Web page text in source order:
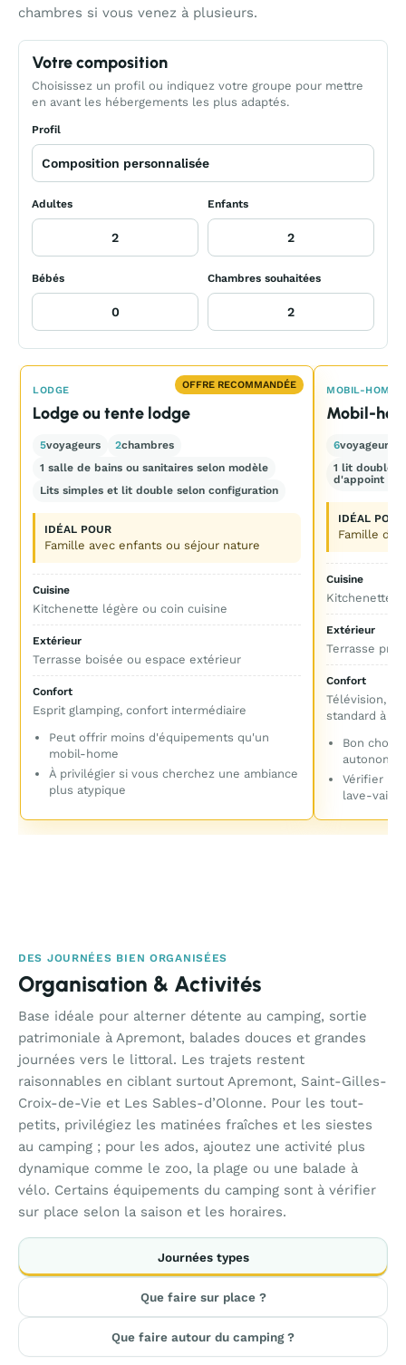
chambres si vous venez à plusieurs.
Votre composition
Choisissez un profil ou indiquez votre groupe pour mettre
en avant les hébergements les plus adaptés.
Profil
Adultes Enfants
Bébés Chambres souhaitées
MOBIL-HOME
Mobil-
6voyageurs
1 lit double
d'appoint
IDÉAL POUR
Famille de
Cuisine
Kitchenette
Extérieur
Terrasse
Confort
Télévision,
standard à
Bon choix
autonome
Vérifier la
lave-
OFFRE RECOMMANDÉE
LODGE
Lodge ou tente lodge
5voyageurs 2chambres
1 salle de bains ou sanitaires selon modèle
Lits simples et lit double selon configuration
IDÉAL POUR
Famille avec enfants ou séjour nature
Cuisine
Kitchenette légère ou coin cuisine
Extérieur
Terrasse boisée ou espace extérieur
Confort
Esprit glamping, confort intermédiaire
Peut offrir moins d'équipements qu'un
mobil-home
À privilégier si vous cherchez une ambiance
plus atypique
DES JOURNÉES BIEN ORGANISÉES
Organisation & Activités
Base idéale pour alterner détente au camping, sortie
patrimoniale à Apremont, balades douces et grandes
journées vers le littoral. Les trajets restent
raisonnables en ciblant surtout Apremont, Saint-Gilles-
Croix-de-Vie et Les Sables-d’Olonne. Pour les tout-
petits, privilégiez les matinées fraîches et les siestes
au camping ; pour les ados, ajoutez une activité plus
dynamique comme le zoo, la plage ou une balade à
vélo. Certains équipements du camping sont à vérifier
sur place selon la saison et les horaires.
Journées types
Que faire sur place ?
Que faire autour du camping ?